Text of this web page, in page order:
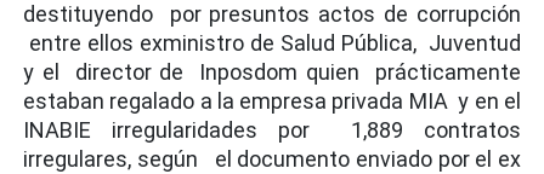
destituyendo por presuntos actos de corrupción
entre ellos exministro de Salud Pública, Juventud
y el director de Inposdom quien prácticamente
estaban regalado a la empresa privada MIA y en el
INABIE irregularidades por 1,889 contratos
irregulares, según el documento enviado por el ex